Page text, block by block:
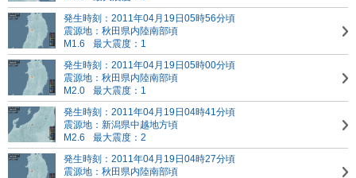
発生時刻：2011年04月19日05時56分頃
震源地：秋田県内陸南部頃
M1.6
最大震度：1
発生時刻：2011年04月19日05時00分頃
震源地：秋田県内陸南部頃
M2.0
最大震度：1
発生時刻：2011年04月19日04時41分頃
震源地：新潟県中越地方頃
M2.6
最大震度：2
発生時刻：2011年04月19日04時27分頃
震源地：秋田県内陸南部頃